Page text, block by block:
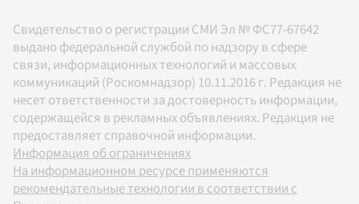
Свидетельство о регистрации СМИ Эл № ФС77-67642
выдано федеральной службой по надзору в сфере
связи, информационных технологий и массовых
коммуникаций (Роскомнадзор) 10.11.2016 г. Редакция не
несет ответственности за достоверность информации,
содержащейся в рекламных объявлениях. Редакция не
предоставляет справочной информации.
Информация об ограничениях
На информационном ресурсе применяются
рекомендательные технологии в соответствии с